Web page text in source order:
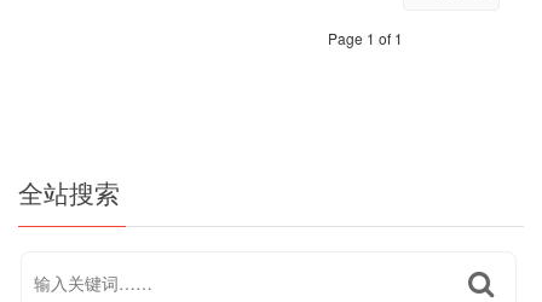
Page 1 of 1
全站搜索